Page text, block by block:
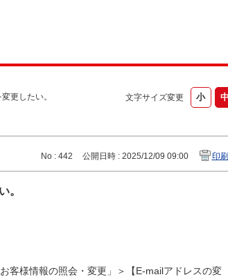
文字サイズ変更
更したい。
No : 442 公開日時 : 2025/12/09 09:00 印刷
。
客様情報の照会・変更」＞【E-mailアドレスの変